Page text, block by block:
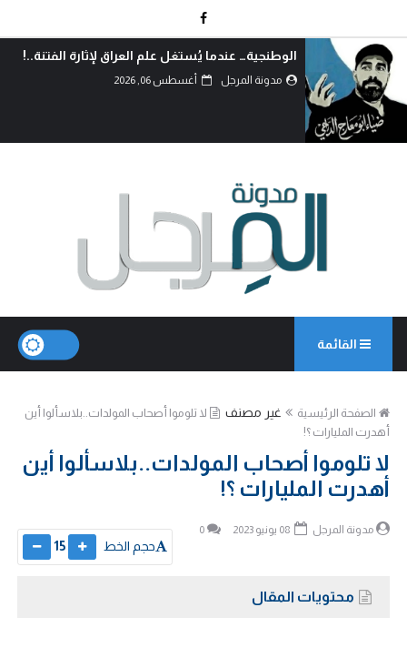
الوطنجية… عندما يُستغل علم العراق لإثارة الفتنة..!
مدونة المرجل أغسطس 06, 2026
القائمة
الصفحة الرئيسية غير مصنف
لا تلوموا أصحاب المولدات..بلاسألوا أين
أهدرت المليارات ؟!
لا تلوموا أصحاب المولدات..بلاسألوا أين
أهدرت المليارات ؟!
مدونة المرجل 0
حجم الخط 15
محتويات المقال